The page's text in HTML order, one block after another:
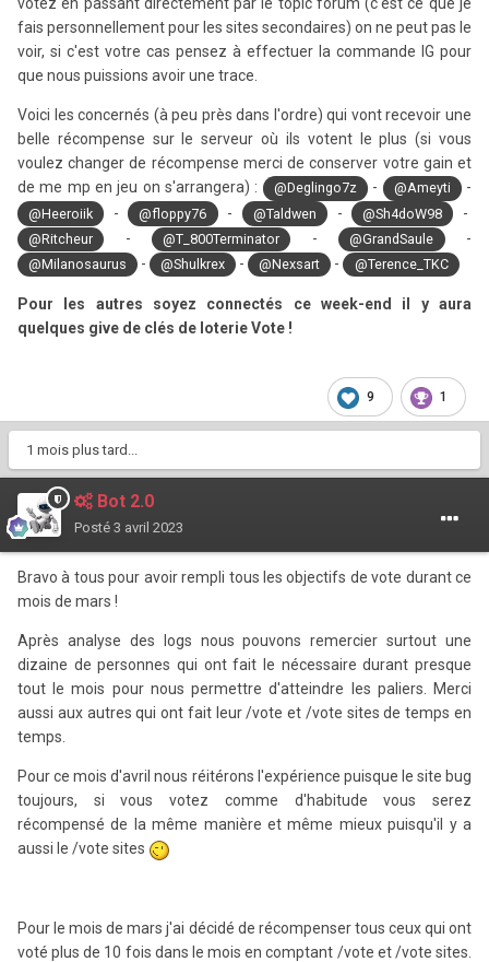
votez en passant directement par le topic forum (c'est ce que je
fais personnellement pour les sites secondaires) on ne peut pas le
voir, si c'est votre cas pensez à effectuer la commande IG pour
que nous puissions avoir une trace.
Voici les concernés (à peu près dans l'ordre) qui vont recevoir une
belle récompense sur le serveur où ils votent le plus (si vous
voulez changer de récompense merci de conserver votre gain et
de me mp en jeu on s'arrangera) :
@Deglingo7z - @Ameyti -
@Heeroiik - @floppy76 - @Taldwen - @Sh4doW98 -
@Ritcheur - @T_800Terminator - @GrandSaule -
@Milanosaurus - @Shulkrex - @Nexsart - @Terence_TKC
Pour les autres soyez connectés ce week-end il y aura
quelques give de clés de loterie Vote !
9 1
1 mois plus tard...
Bot 2.0
Posté 3 avril 2023
Bravo à tous pour avoir rempli tous les objectifs de vote durant ce
mois de mars !
Après analyse des logs nous pouvons remercier surtout une
dizaine de personnes qui ont fait le nécessaire durant presque
tout le mois pour nous permettre d'atteindre les paliers. Merci
aussi aux autres qui ont fait leur /vote et /vote sites de temps en
temps.
Pour ce mois d'avril nous réitérons l'expérience puisque le site bug
toujours, si vous votez comme d'habitude vous serez
récompensé de la même manière et même mieux puisqu'il y a
aussi le /vote sites
Pour le mois de mars j'ai décidé de récompenser tous ceux qui ont
voté plus de 10 fois dans le mois en comptant /vote et /vote sites.